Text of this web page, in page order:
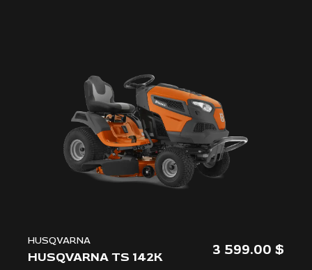
L'ENTREPRISE
NOUS JOINDRE
HUSQVARNA
HUSQVARNA TS 142K 3 599.00